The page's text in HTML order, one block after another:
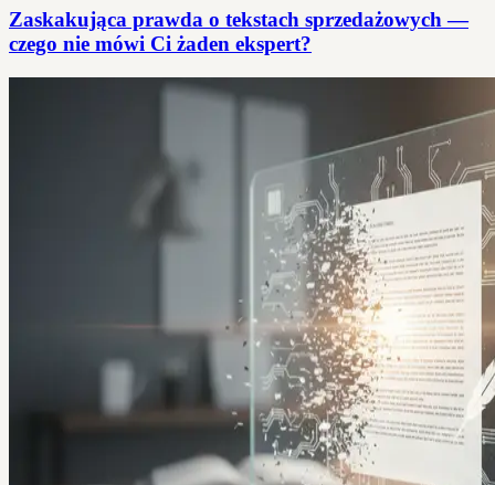
Zaskakująca prawda o tekstach sprzedażowych —
czego nie mówi Ci żaden ekspert?